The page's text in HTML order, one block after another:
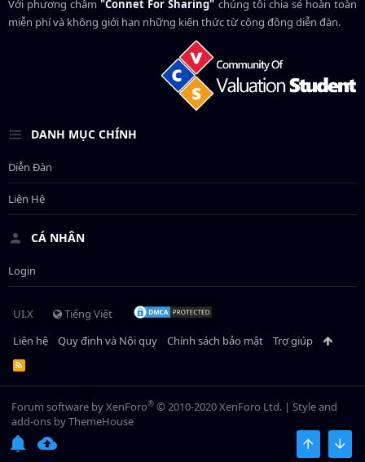
Với phương châm"Connet For Sharing" chúng tôi chia sẻ hoàn toàn
miễn phí và không giới hạn những kiến thức từ cộng đồng diễn đàn.
DANH MỤC CHÍNH
Diễn Đàn
Liên Hệ
CÁ NHÂN
Login
UI.X
Tiếng Việt
Liên hệ
Quy định và Nội quy Chính sách bảo mật Trợ giúp
R
S
Forum software by XenForo® © 2010-2020 XenForo Ltd. | Style and
add-ons by ThemeHouse
BÊN TRÊN